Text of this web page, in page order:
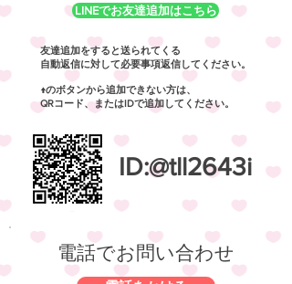
LINEでお友達追加はこちら
友達追加をすると送られてくる
自動返信に対して必要事項返信してください。
↑のボタンから追加できない方は、
​QRコード、またはIDで追加してください。
ID:@tll2643i
​電話でお問い合わせ